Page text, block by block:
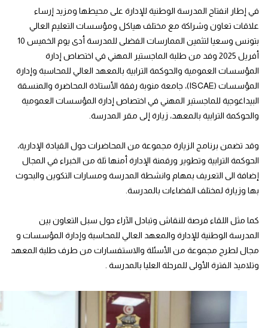
في إطار انفتاح المدرسة الوطنية للإدارة على محيطها ومزيد إرساء
علاقات تعاون وشراكة مع مختلف هياكل ومؤسسات التعليم العالي
بتونس وسعيا لتثمين الممارسات الفضلى للمدرسة أدى يوم الخميس 10
أفريل 2025 وفد من طلبة الماجستير المهني في اختصاص إدارة
المؤسسات العمومية والحوكمة الترابية بالمعهد العالي للمحاسبة وإدارة
المؤسسات (ISCAE)، جامعة منوبة رفقة الأستاذة المحاضرة والمنسقة
البيداغوجية للماجستير المهني في اختصاص إدارة المؤسسات العمومية
والحوكمة الترابية بالمعهد، زيارة إلى مقر المدرسة.
وقد تضمن برنامج الزيارة مجموعة من المحاضرات حول القيادة الإدارية،
الحوكمة الترابية وتطوير ورقمنة الإدارة أمنها ثلة من الخبراء في المجال
إضافة الى التعريف بمهام وانشطة المدرسة ومسارات التكوين والبحوث
بها وزيارة لمختلف الفضاءات بالمدرسة.
كما مثل اللقاء فرصة للنقاش وتبادل الآراء حول سبل التعاون بين
المدرسة الوطنية للإدارة والمعهد العالي للمحاسبة وإدارة المؤسسات و
مجال لطرح مجموعة من الأسئلة والاستفسارات من طرف طلبة المعهد
وتلاميذ الفترة الأولى للمرحلة العليا بالمدرسة .